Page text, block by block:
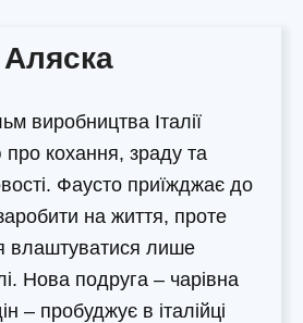
Аляска
виробництва Італії
про кохання, зраду та
Фаусто приїжджає до
на життя, проте
влаштуватися лише
Нова подруга – чарівна
– пробуджує в італійці